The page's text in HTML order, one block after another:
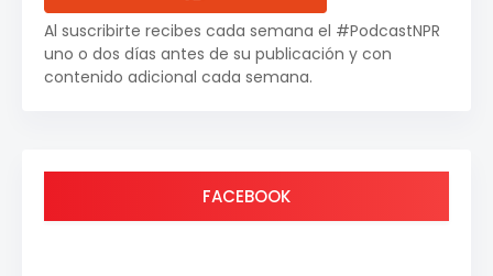
Al suscribirte recibes cada semana el #PodcastNPR
uno o dos días antes de su publicación y con
contenido adicional cada semana.
FACEBOOK